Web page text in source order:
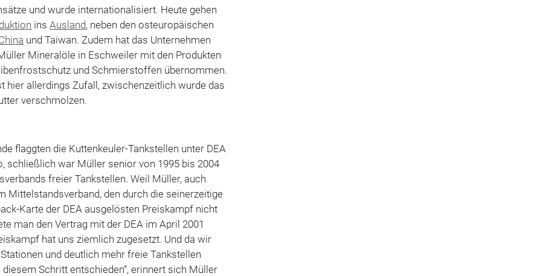
und wurde internationalisiert. Heute gehen
insAusland, neben den osteuropäischen
und Taiwan. Zudem hat das Unternehmen
Mineralöle in Eschweiler mit den Produkten
und Schmierstoffen übernommen.
hier allerdings Zufall, zwischenzeitlich wurde das
verschmolzen.
flaggten die Kuttenkeuler-Tankstellen unter DEA
schließlich war Müller senior von 1995 bis 2004
freier Tankstellen. Weil Müller, auch
Mittelstandsverband, den durch die seinerzeitige
Karte der DEA ausgelösten Preiskampf nicht
man den Vertrag mit der DEA im April 2001
hat uns ziemlich zugesetzt. Und da wir
und deutlich mehr freie Tankstellen
diesem Schritt entschieden“, erinnert sich Müller